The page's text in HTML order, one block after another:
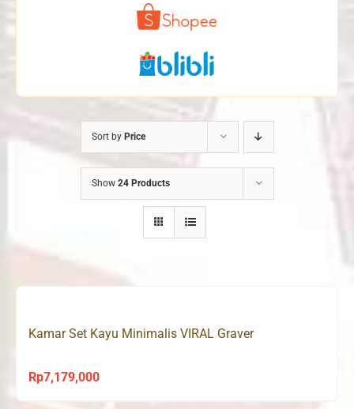
Sort by Price
Show 24 Products
Kamar Set Kayu Minimalis VIRAL Graver
Rp7,179,000